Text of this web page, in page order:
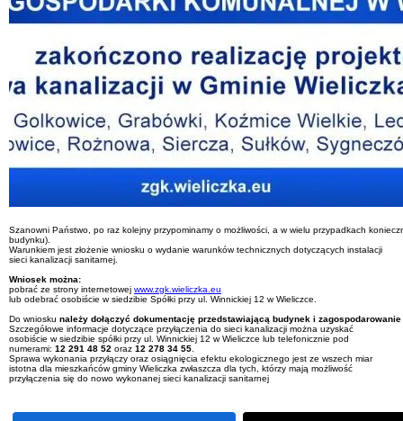
Szanowni Państwo, po raz kolejny przypominamy o możliwości, a w wielu przypadkach
budynku).
Warunkiem jest złożenie wniosku o wydanie warunków technicznych dotyczących instalacji
sieci kanalizacji sanitarnej.
Wniosek można:
pobrać ze strony internetowej www.zgk.wieliczka.eu
lub odebrać osobiście w siedzibie Spółki przy ul. Winnickiej 12 w Wieliczce.
Do wniosku należy dołączyć dokumentację przedstawiającą budynek i zagospodarowanie
Szczegółowe informacje dotyczące przyłączenia do sieci kanalizacji można uzyskać
osobiście w siedzibie spółki przy ul. Winnickiej 12 w Wieliczce lub telefonicznie pod
numerami: 12 291 48 52 oraz 12 278 34 55
Sprawa wykonania przyłączy oraz osiągnięcia efektu ekologicznego jest ze wszech miar
istotna dla mieszkańców gminy Wieliczka zwłaszcza dla tych, którzy mają możliwość
przyłączenia się do nowo wykonanej sieci kanalizacji sanitarnej